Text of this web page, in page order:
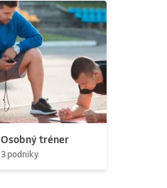
Osobný tréner
3 podniky